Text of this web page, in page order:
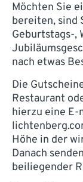
Möchten Sie
bereiten, sind
Geburtstags-,
nach etwas
Die
Restaurant
hierzu eine E-
Höhe in der
Danach
beiliegender